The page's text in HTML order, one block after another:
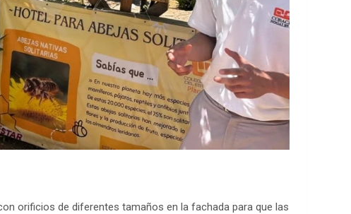
orificios de diferentes tamaños en la fachada para que las